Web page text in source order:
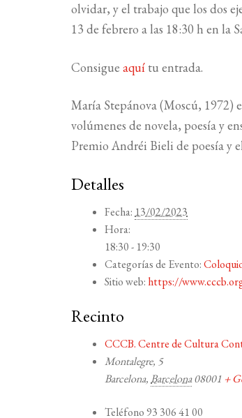
olvidar, y el trabajo que los dos
13 de febrero a las 18:30 h en la
Consigueaquí tu entrada.
María Stepánova (Moscú, 1972)
volúmenes de novela, poesía y
Premio Andréi Bieli de poesía y
Detalles
Fecha: 13/02/2023
Hora:
18:30 - 19:30
Categorías de Evento:
Sitio web: https://
Recinto
CCCB. Centre de Cultura
Montalegre, 5
Barcelona, Barcelona08001 +
Teléfono 93 306 41 00